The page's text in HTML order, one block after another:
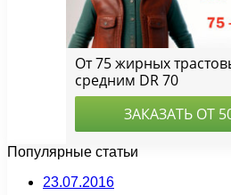
Популярные статьи
23.07.2016